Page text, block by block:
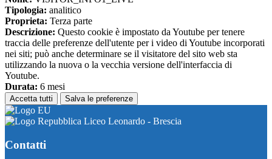
Tipologia: analitico
Proprieta: Terza parte
Descrizione: Questo cookie è impostato da Youtube per tenere
traccia delle preferenze dell'utente per i video di Youtube incorporati
nei siti; può anche determinare se il visitatore del sito web sta
utilizzando la nuova o la vecchia versione dell'interfaccia di
Youtube.
Durata: 6 mesi
Accetta tutti Salva le preferenze
Liceo Leonardo - Brescia
Contatti